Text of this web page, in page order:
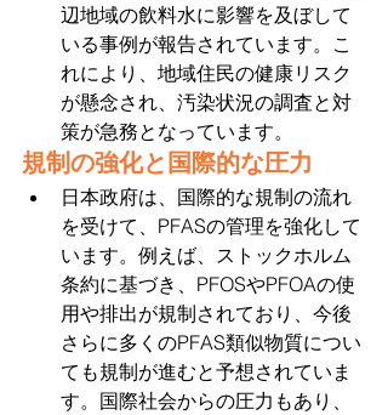
辺地域の飲料水に影響を及ぼして
いる事例が報告されています。こ
れにより、地域住民の健康リスク
が懸念され、汚染状況の調査と対
策が急務となっています。
規制の強化と国際的な圧力
日本政府は、国際的な規制の流れ
を受けて、PFASの管理を強化して
います。例えば、ストックホルム
条約に基づき、PFOSやPFOAの使
用や排出が規制されており、今後
さらに多くのPFAS類似物質につい
ても規制が進むと予想されていま
す。国際社会からの圧力もあり、